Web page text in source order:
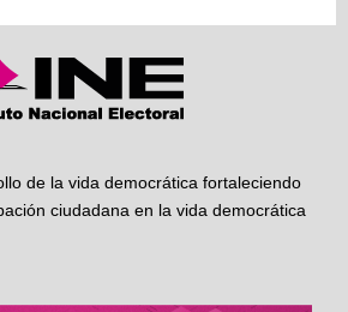
de la vida democrática fortaleciendo
ciudadana en la vida democrática